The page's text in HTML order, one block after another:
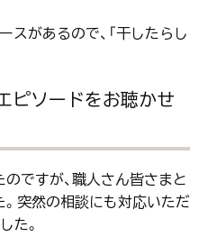
スがあるので、「干したらし
ピソードをお聴かせ
ですが、職人さん皆さまと
突然の相談にも対応いただ
た。